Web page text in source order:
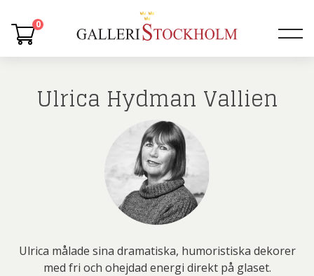
0
Ulrica Hydman Vallien
Ulrica målade sina dramatiska, humoristiska dekorer
med fri och ohejdad energi direkt på glaset.